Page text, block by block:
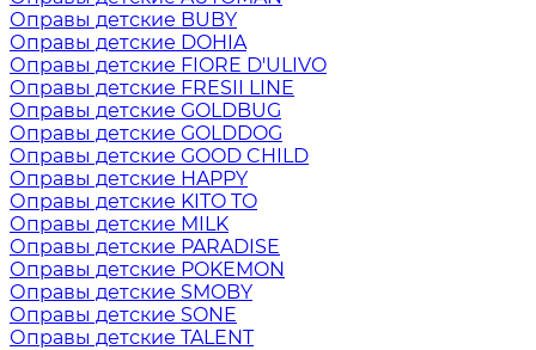
Оправы детские BUBY
Оправы детские DOHIA
Оправы детские FIORE D'ULIVO
Оправы детские FRESII LINE
Оправы детские GOLDBUG
Оправы детские GOLDDOG
Оправы детские GOOD CHILD
Оправы детские HAPPY
Оправы детские KITO TO
Оправы детские MILK
Оправы детские PARADISE
Оправы детские POKEMON
Оправы детские SMOBY
Оправы детские SONE
Оправы детские TALENT